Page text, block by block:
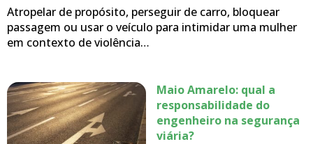
Atropelar de propósito, perseguir de carro, bloquear
passagem ou usar o veículo para intimidar uma mulher
em contexto de violência…
Maio Amarelo: qual a
responsabilidade do
engenheiro na segurança
viária?